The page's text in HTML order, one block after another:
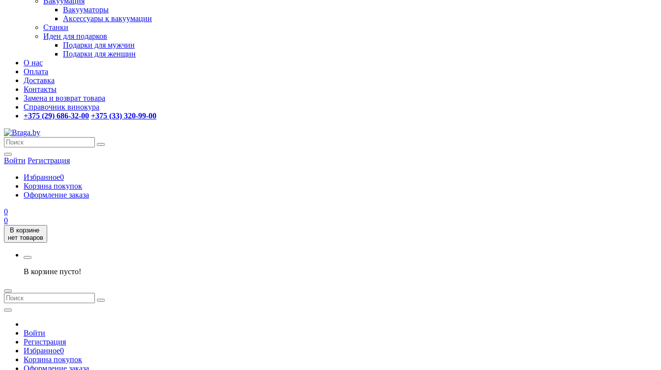
Вакууматоры
Аксессуары к вакуумации
Станки
Идеи для подарков
Подарки для мужчин
Подарки для женщин
О нас
Оплата
Доставка
Контакты
Замена и возврат товара
Справочник винокура
+375 (29) 686-32-00 +375 (33) 320-99-00
Войти Регистрация
Избранное0
Корзина покупок
Оформление заказа
0
0
В корзине
нет товаров
В корзине пусто!
Войти
Регистрация
Избранное0
Корзина покупок
Оформление заказа